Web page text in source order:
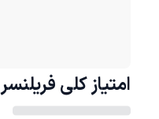
امتیاز کلی فریلنسر